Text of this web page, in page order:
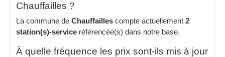
Chauffailles ?
La commune deChauffailles compte actuellement2
station(s)-service référencée(s) dans notre base.
À quelle fréquence les prix sont-ils mis à jour